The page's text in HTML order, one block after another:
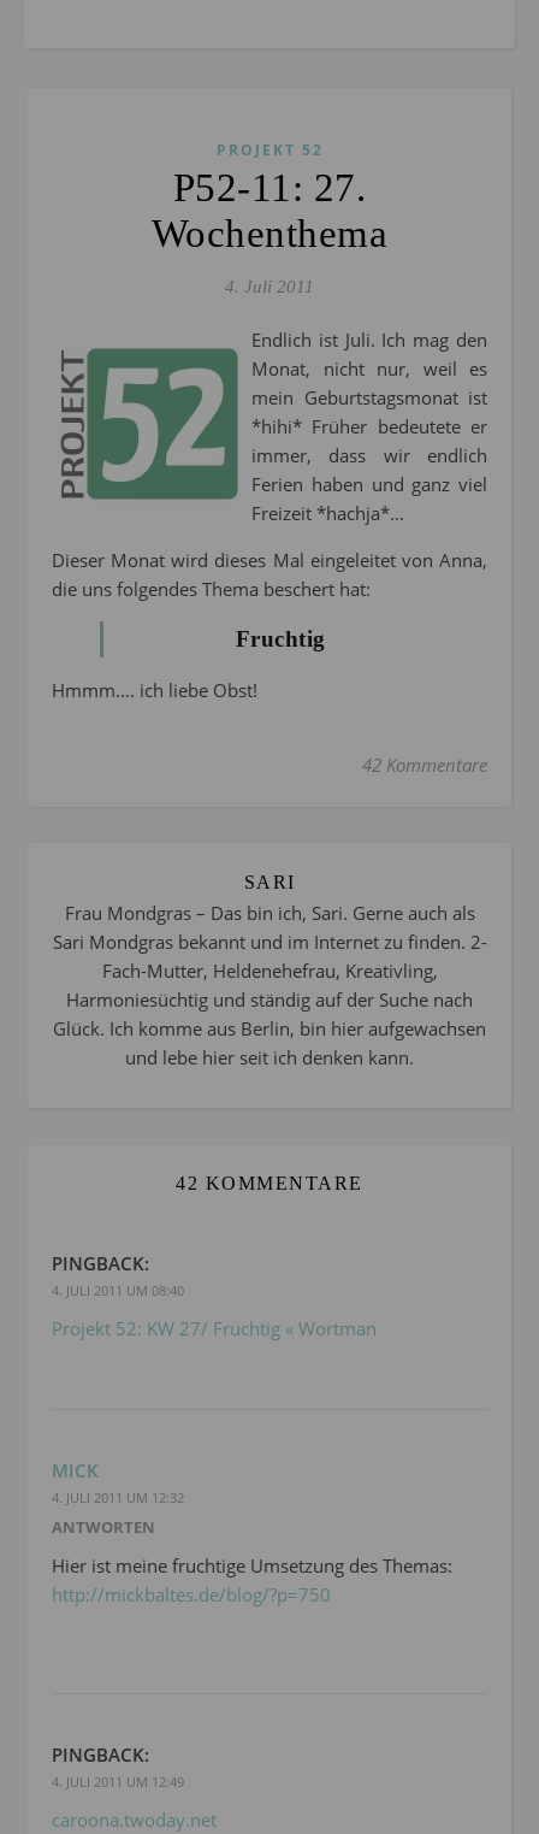
PROJEKT 52
P52-11: 27.
Wochenthema
4. Juli 2011
Endlich ist Juli. Ich mag den
Monat, nicht nur, weil es
mein Geburtstagsmonat ist
*hihi* Früher bedeutete er
immer, dass wir endlich
Ferien haben und ganz viel
Freizeit *hachja*…
Dieser Monat wird dieses Mal eingeleitet von Anna,
die uns folgendes Thema beschert hat:
Fruchtig
Hmmm…. ich liebe Obst!
42 Kommentare
SARI
Frau Mondgras – Das bin ich, Sari. Gerne auch als
Sari Mondgras bekannt und im Internet zu finden. 2-
Fach-Mutter, Heldenehefrau, Kreativling,
Harmoniesüchtig und ständig auf der Suche nach
Glück. Ich komme aus Berlin, bin hier aufgewachsen
und lebe hier seit ich denken kann.
42 KOMMENTARE
PINGBACK:
4. JULI 2011 UM 08:40
Projekt 52: KW 27/ Fruchtig « Wortman
MICK
4. JULI 2011 UM 12:32
ANTWORTEN
Hier ist meine fruchtige Umsetzung des Themas:
http://mickbaltes.de/blog/?p=750
PINGBACK:
4. JULI 2011 UM 12:49
caroona.twoday.net